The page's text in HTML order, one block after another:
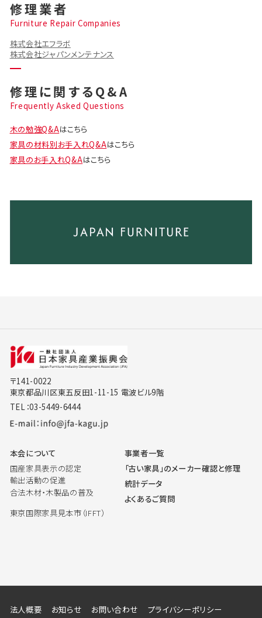
修理業者
Furniture Repair Companies
株式会社エフラボ
株式会社ジャパンメンテナンス
修理に関するQ&A
Frequently Asked Questions
木の勉強Q&Aはこちら
家具の材料別お手入れQ&Aはこちら
家具のお手入れQ&Aはこちら
〒141-0022
東京都品川区東五反田1-11-15 電波ビル9階
TEL：03-5449-6444
本会について
国産家具表示の認定
輸出活動の促進
合法木材・木製品の普及
東京国際家具見本市（IFFT）
事業者一覧
「古い家具」のメーカー確認と修理
統計データ
よくあるご質問
法人概要 お知らせ お問い合わせ プライバシーポリシー